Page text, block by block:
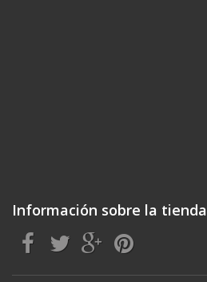
Información sobre la tienda